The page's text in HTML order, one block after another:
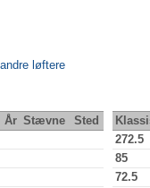
løftere
År Stævne Sted
272.5
85
72.5